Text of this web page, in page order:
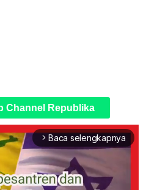
Channel Republika
arrow_forward_ios Baca selengkapnya